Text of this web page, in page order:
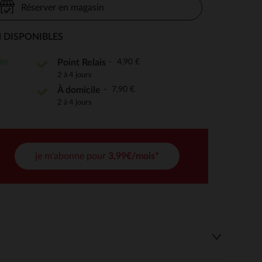
de confidentialité, en garantissant la conformité avec
Réserver en magasin
Point Relais 4,90 €
2 à 4 jours
À domicile 7,90 €
2 à 4 jours
je m'abonne pour 3,99€/mois*